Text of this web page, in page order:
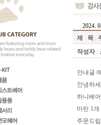
2024.
제 목 :
작성자:
안내글
안녕하
하니베
마틴 1개
주문드